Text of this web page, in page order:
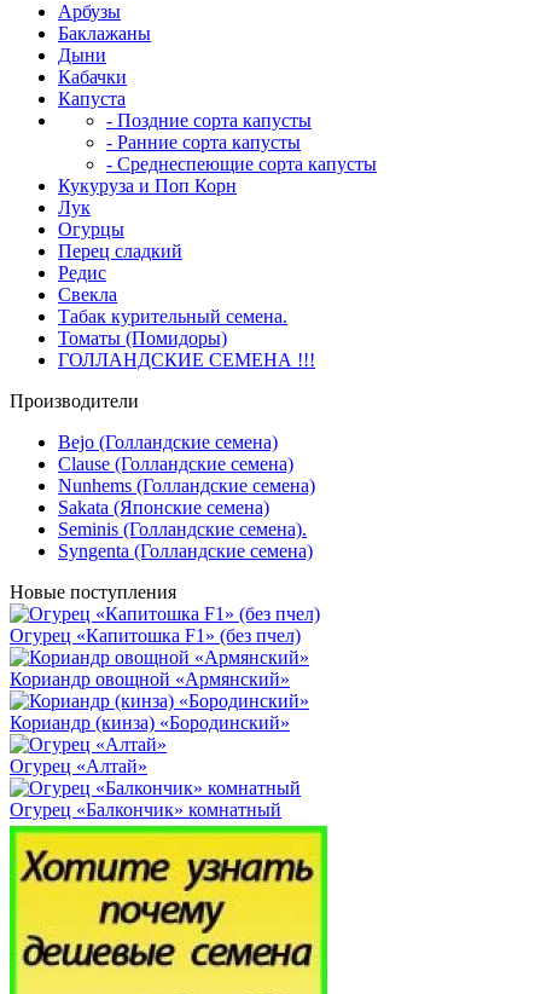
Арбузы
Баклажаны
Дыни
Кабачки
Капуста
- Поздние сорта капусты
- Ранние сорта капусты
- Среднеспеющие сорта капусты
Кукуруза и Поп Корн
Лук
Огурцы
Перец сладкий
Редис
Свекла
Табак курительный семена.
Томаты (Помидоры)
ГОЛЛАНДСКИЕ СЕМЕНА !!!
Производители
Bejo (Голландские семена)
Clause (Голландские семена)
Nunhems (Голландские семена)
Sakata (Японские семена)
Seminis (Голландские семена).
Syngenta (Голландские семена)
Новые поступления
Огурец «Капитошка F1» (без пчел)
Кориандр овощной «Армянский»
Кориандр (кинза) «Бородинский»
Огурец «Алтай»
Огурец «Балкончик» комнатный